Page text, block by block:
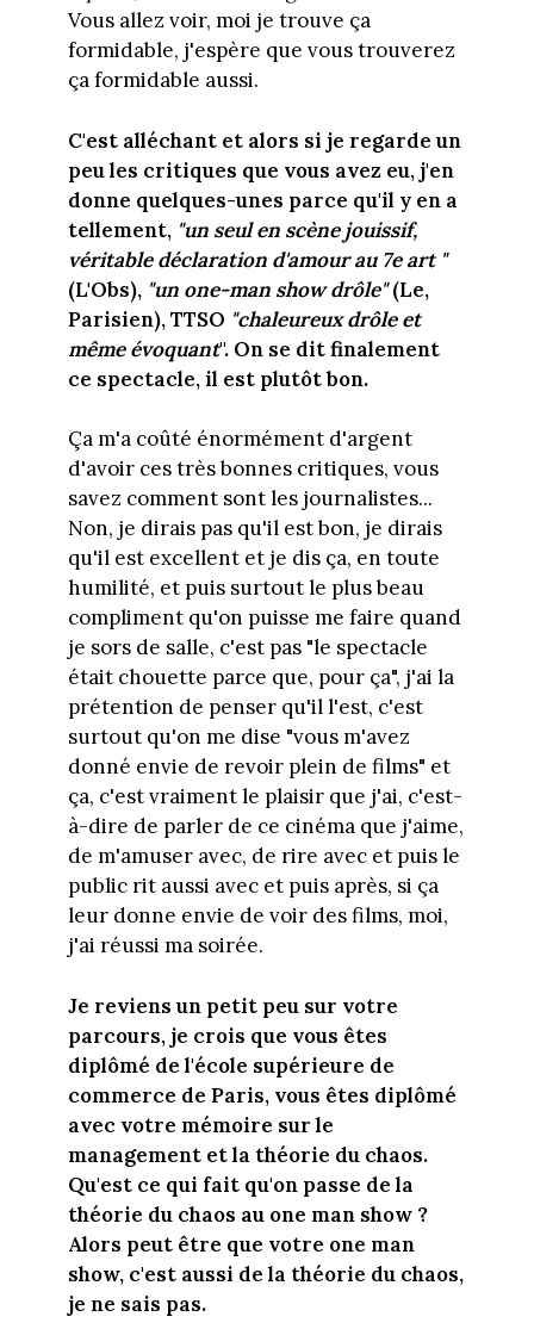
Vous allez voir, moi je trouve ça
formidable, j'espère que vous trouverez
ça formidable aussi.
C'est alléchant et alors si je regarde un
peu les critiques que vous avez eu, j'en
donne quelques-unes parce qu'il y en a
tellement, "un seul en scène jouissif,
véritable déclaration d'amour au 7e art "
(L'Obs), "un one-man show drôle"(Le,
Parisien), TTSO "chaleureux drôle et
même évoquant". On se dit finalement
ce spectacle, il est plutôt bon.
Ça m'a coûté énormément d'argent
d'avoir ces très bonnes critiques, vous
savez comment sont les journalistes...
Non, je dirais pas qu'il est bon, je dirais
qu'il est excellent et je dis ça, en toute
humilité, et puis surtout le plus beau
compliment qu'on puisse me faire quand
je sors de salle, c'est pas "le spectacle
était chouette parce que, pour ça", j'ai la
prétention de penser qu'il l'est, c'est
surtout qu'on me dise "vous m'avez
donné envie de revoir plein de films" et
ça, c'est vraiment le plaisir que j'ai, c'est-
à-dire de parler de ce cinéma que j'aime,
de m'amuser avec, de rire avec et puis le
public rit aussi avec et puis après, si ça
leur donne envie de voir des films, moi,
j'ai réussi ma soirée.
Je reviens un petit peu sur votre
parcours, je crois que vous êtes
diplômé de l'école supérieure de
commerce de Paris, vous êtes diplômé
avec votre mémoire sur le
management et la théorie du chaos.
Qu'est ce qui fait qu'on passe de la
théorie du chaos au one man show ?
Alors peut être que votre one man
show, c'est aussi de la théorie du chaos,
je ne sais pas.